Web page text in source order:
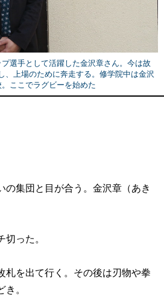
選手として活躍した金沢章さん。今は故
、上場のために奔走する。修学院中は金沢
ここでラグビーを始めた
集団と目が合う。金沢章（あき
った。
を出て行く。その後は刃物や拳
。